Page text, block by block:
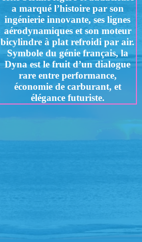
a marqué l’histoire par son
ingénierie innovante, ses lignes
aérodynamiques et son moteur
bicylindre à plat refroidi par air.
Symbole du génie français, la
Dyna est le fruit d’un dialogue
rare entre performance,
économie de carburant, et
élégance futuriste.